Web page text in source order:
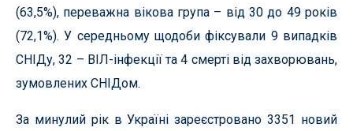
(63,5%), переважна вікова група – від 30 до 49 років
(72,1%). У середньому щодоби фіксували 9 випадків
СНІДу, 32 – ВІЛ-інфекції та 4 смерті від захворювань,
зумовлених СНІДом.
За минулий рік в Україні зареєстровано 3351 новий